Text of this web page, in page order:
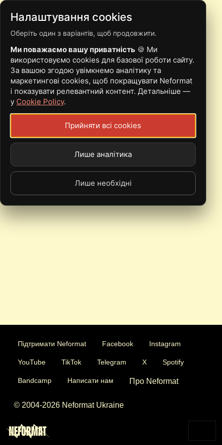
NETWORK, THE
Підтримати Neformat Facebook Instagram
YouTube TikTok Telegram X Spotify
Bandcamp Написати нам Про Neformat
© 2004-2026 Neformat Ukraine
Налаштування cookies
Оберіть один з варіантів, щоб продовжити.
Ми поважаємо вашу приватність 🍪 Ми
використовуємо cookies для базової роботи сайту.
За вашою згодою увімкнемо аналітику та
маркетингові cookies, щоб покращувати Neformat
і показувати релевантний контент. Детальніше —
у Cookie Policy.
Прийняти всі cookies
Лише аналітика
Лише необхідні